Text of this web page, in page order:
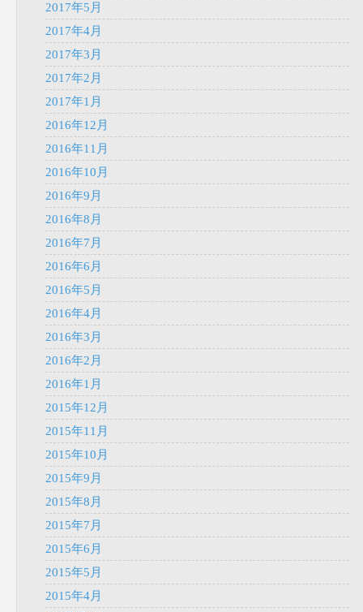
2017年5月
2017年4月
2017年3月
2017年2月
2017年1月
2016年12月
2016年11月
2016年10月
2016年9月
2016年8月
2016年7月
2016年6月
2016年5月
2016年4月
2016年3月
2016年2月
2016年1月
2015年12月
2015年11月
2015年10月
2015年9月
2015年8月
2015年7月
2015年6月
2015年5月
2015年4月